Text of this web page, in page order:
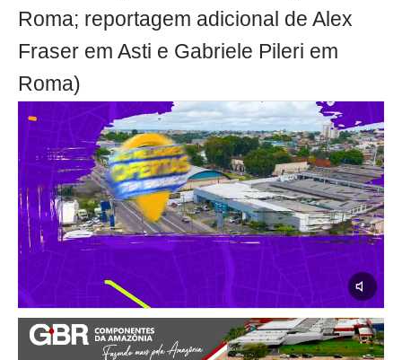
Roma; reportagem adicional de Alex
Fraser em Asti e Gabriele Pileri em
Roma)